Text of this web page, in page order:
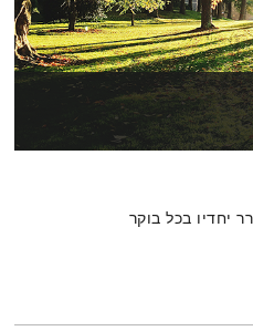
יחדיו בכל בוקר